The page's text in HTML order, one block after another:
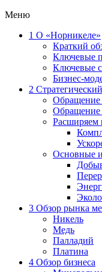
Меню
1 О «Норникеле»
Краткий
Ключевые
Ключевые
Бизнес-
2
Обращение
Обращение
Расширяем
Основные
3 Обзор рынка
Никель
Медь
Палладий
Платина
4 Обзор бизнеса